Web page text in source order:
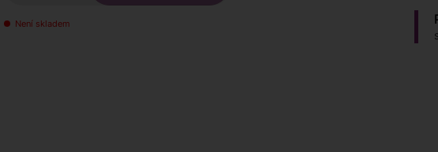
Není skladem